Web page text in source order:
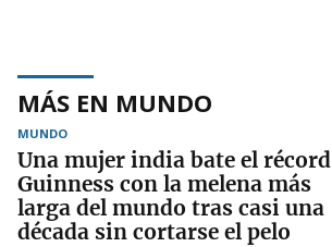
MÁS EN MUNDO
MUNDO
Una mujer india bate el récord
Guinness con la melena más
larga del mundo tras casi una
década sin cortarse el pelo